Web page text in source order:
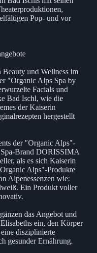
Pop- und vor
und Wellness im
"Organic Alps Spa by
Facials und
Bad Ischl, wie die
der Kaiserin
hergestellt
der "Organic Alps"-
Spa-Brand DORISSIMA
als es sich Kaiserin
Alps"-Produkte
Alpenessenzen wie:
Ein Produkt voller
das Angebot und
ein, den Körper
disziplinierte
gesunder Ernährung.